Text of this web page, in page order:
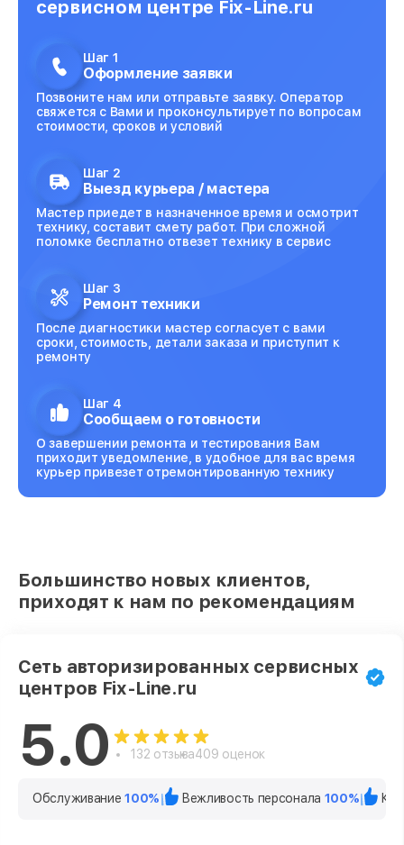
сервисном центре Fix-Line.ru
Шаг 1
Оформление заявки
Позвоните нам или отправьте заявку. Оператор
свяжется с Вами и проконсультирует по вопросам
стоимости, сроков и условий
Шаг 2
Выезд курьера / мастера
Мастер приедет в назначенное время и осмотрит
технику, составит смету работ. При сложной
поломке бесплатно отвезет технику в сервис
Шаг 3
Ремонт техники
После диагностики мастер согласует с вами
сроки, стоимость, детали заказа и приступит к
ремонту
Шаг 4
Сообщаем о готовности
О завершении ремонта и тестирования Вам
приходит уведомление, в удобное для вас время
курьер привезет отремонтированную технику
Большинство новых клиентов,
приходят к нам по рекомендациям
Сеть авторизированных сервисных
центров Fix-Line.ru
5.0 132 отзыва409 оценок
Обслуживание100% Вежливость персонала 100%